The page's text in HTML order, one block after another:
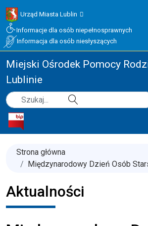
Urząd Miasta Lublin
Informacje dla osób niepełnosprawnych
Informacja dla osób niesłyszących
Miejski Ośrodek Pomocy
Lublinie
Szukaj
Type 2 or more characters for results.
Strona główna
Międzynarodowy Dzień Osób
Aktualności